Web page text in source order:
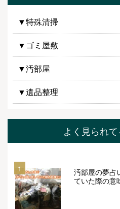
▼特殊清掃
▼ゴミ屋敷
▼汚部屋
▼遺品整理
よく見られ
1
汚部屋の夢占
ていた際の意